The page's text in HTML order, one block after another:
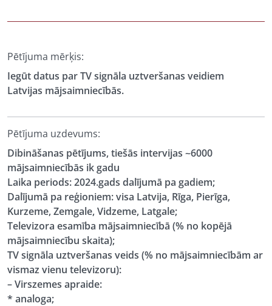
Pētījuma mērķis:
Iegūt datus par TV signāla uztveršanas veidiem
Latvijas mājsaimniecībās.
Pētījuma uzdevums:
Dibināšanas pētījums, tiešās intervijas ~6000
mājsaimniecībās ik gadu
Laika periods: 2024.gads dalījumā pa gadiem;
Dalījumā pa reģioniem: visa Latvija, Rīga, Pierīga,
Kurzeme, Zemgale, Vidzeme, Latgale;
Televizora esamība mājsaimniecībā (% no kopējā
mājsaimniecību skaita);
TV signāla uztveršanas veids (% no mājsaimniecībām ar
vismaz vienu televizoru):
– Virszemes apraide:
* analoga;